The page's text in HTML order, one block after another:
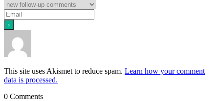
This site uses Akismet to reduce spam. Learn how your comment
data is processed.
0 Comments